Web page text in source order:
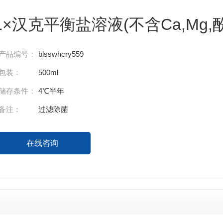
汉克平衡盐溶液(不含Ca,Mg,
品编号： blsswhcry559
装： 500ml
存条件： 4℃半年
注： 过滤除菌
在线咨询